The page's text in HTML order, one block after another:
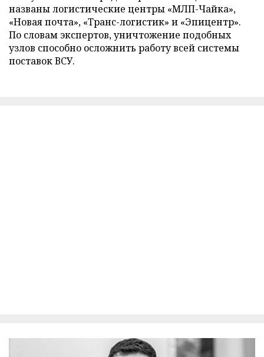
названы логистические центры «МЛП-Чайка»,
«Новая почта», «Транс-логистик» и «Эпицентр».
По словам экспертов, уничтожение подобных
узлов способно осложнить работу всей системы
поставок ВСУ.